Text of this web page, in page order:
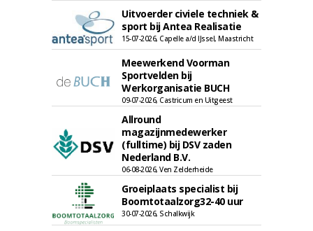
Uitvoerder civiele techniek &
sport bij Antea Realisatie
15-07-2026, Capelle a/d IJssel, Maastricht
Meewerkend Voorman
Sportvelden bij
Werkorganisatie BUCH
09-07-2026, Castricum en Uitgeest
Allround
magazijnmedewerker
(fulltime) bij DSV zaden
Nederland B.V.
06-08-2026, Ven Zelderheide
Groeiplaats specialist bij
Boomtotaalzorg32-40 uur
30-07-2026, Schalkwijk